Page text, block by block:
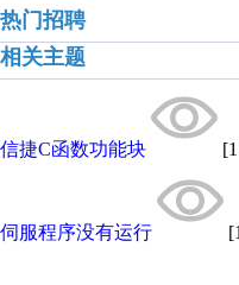
热门招聘
相关主题
信捷C函数功能块
伺服程序没有运行